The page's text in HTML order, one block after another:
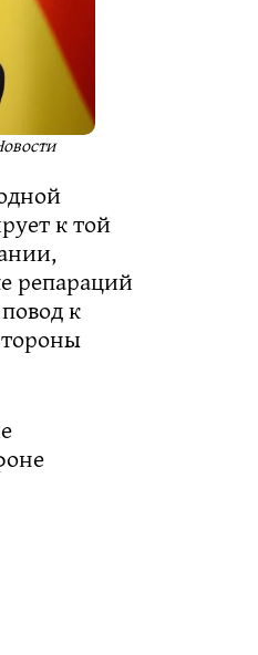
к той
репараций
к